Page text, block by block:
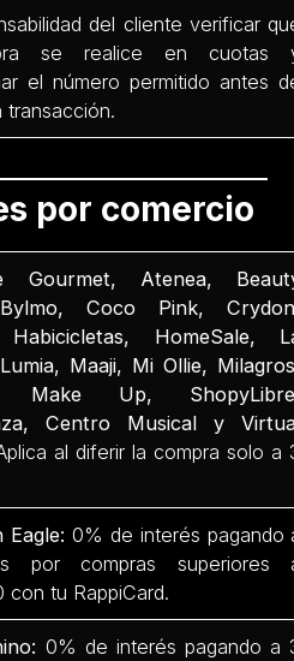
del cliente verificar
se realice en cuotas
el número permitido antes
transacción.
por comercio
Gourmet, Atenea,
Coco Pink,
Habicicletas, HomeSale,
Maaji, Mi Ollie,
Make Up,
Centro Musical y
al diferir la compra solo a
Eagle:0% de interés pagando
por compras superiores
con tu RappiCard.
0% de interés pagando a